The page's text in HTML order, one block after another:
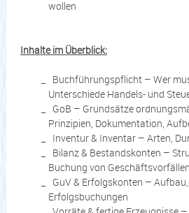
wollen
Inhalte im Überblick:
Buchführungspflicht – Wer
Unterschiede Handels- und
GoB – Grundsätze
Prinzipien, Dokumentation,
Inventur & Inventar – Arten,
Bilanz & Bestandskonten –
Buchung von Geschäftsvorfällen
GuV & Erfolgskonten –
Erfolgsbuchungen